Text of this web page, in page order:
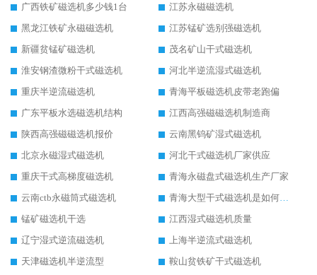
广西铁矿磁选机多少钱1台
江苏永磁磁选机
黑龙江铁矿永磁磁选机
江苏锰矿选别强磁选机
新疆贫锰矿磁选机
茂名矿山干式磁选机
淮安钢渣微粉干式磁选机
河北半逆流湿式磁选机
重庆半逆流磁选机
青海平板磁选机皮带老跑偏
广东平板水选磁选机结构
江西高强磁磁选机制造商
陕西高强磁磁选机报价
云南黑钨矿湿式磁选机
北京永磁湿式磁选机
河北干式磁选机厂家供应
重庆干式高梯度磁选机
青海永磁盘式磁选机生产厂家
云南ctb永磁筒式磁选机
青海大型干式磁选机是如何选矿的
锰矿磁选机干选
江西湿式磁选机质量
辽宁湿式逆流磁选机
上海半逆流式磁选机
天津磁选机半逆流型
鞍山贫铁矿干式磁选机